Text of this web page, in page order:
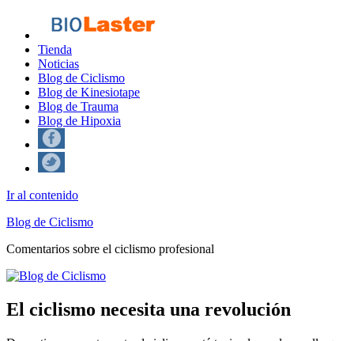
Tienda
Noticias
Blog de Ciclismo
Blog de Kinesiotape
Blog de Trauma
Blog de Hipoxia
Ir al contenido
Blog de Ciclismo
Comentarios sobre el ciclismo profesional
El ciclismo necesita una revolución